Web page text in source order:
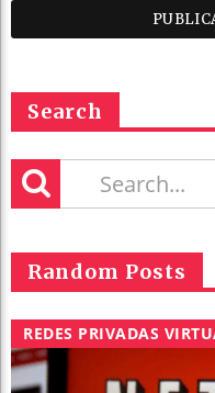
Search
Random Posts
REDES PRIVADAS